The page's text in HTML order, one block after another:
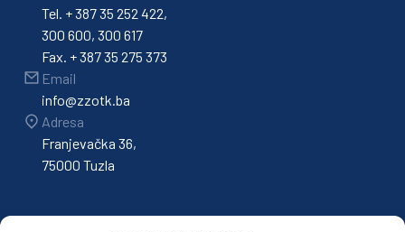
Tel. + 387 35 252 422,
300 600, 300 617
Fax. + 387 35 275 373
Email
info@zzotk.ba
Adresa
Franjevačka 36,
75000 Tuzla